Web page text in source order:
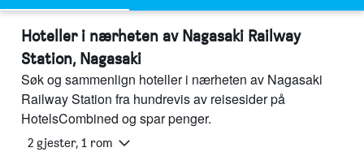
Hoteller i nærheten av Nagasaki Railway
Station, Nagasaki
Søk og sammenlign hoteller i nærheten av Nagasaki
Railway Station fra hundrevis av reisesider på
HotelsCombined og spar penger.
2 gjester, 1 rom